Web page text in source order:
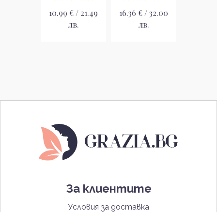
10.99 € / 21.49
лв.
16.36 € / 32.00
лв.
За клиентите
Условия за доставка